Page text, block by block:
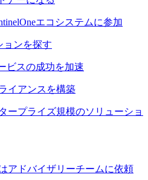
エコシステムに参加
ョンを探す
ビスの成功を加速
イアンスを構築
ープライズ規模のソリューショ
アドバイザリーチームに依頼